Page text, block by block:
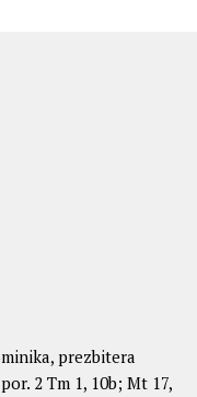
prezbitera
2 Tm 1, 10b; Mt 17,